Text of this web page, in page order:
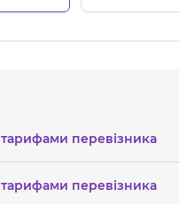
перевізника
перевізника